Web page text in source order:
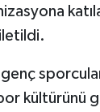
kültürünü